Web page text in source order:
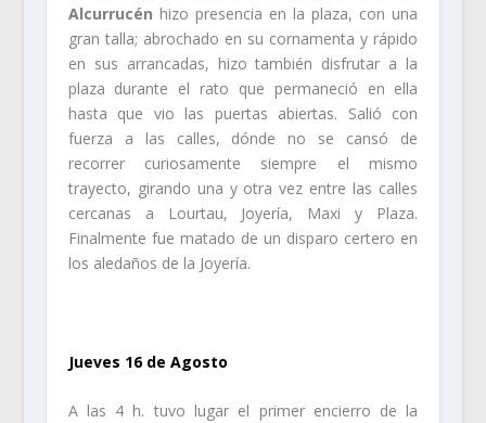
Alcurrucén hizo presencia en la plaza, con una
gran talla; abrochado en su cornamenta y rápido
en sus arrancadas, hizo también disfrutar a la
plaza durante el rato que permaneció en ella
hasta que vio las puertas abiertas. Salió con
fuerza a las calles, dónde no se cansó de
recorrer curiosamente siempre el mismo
trayecto, girando una y otra vez entre las calles
cercanas a Lourtau, Joyería, Maxi y Plaza.
Finalmente fue matado de un disparo certero en
los aledaños de la Joyería.
Jueves 16 de Agosto
A las 4 h. tuvo lugar el primer encierro de la